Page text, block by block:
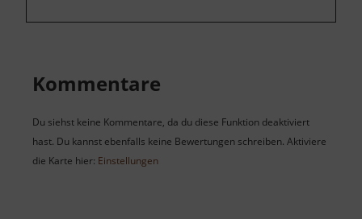
Kommentare
Du siehst keine Kommentare, da du diese Funktion deaktiviert
hast. Du kannst ebenfalls keine Bewertungen schreiben. Aktiviere
die Karte hier: Einstellungen